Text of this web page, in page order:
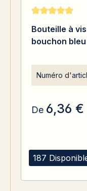
187
Note
Bouteille à
bouchon
Numéro
De 6,36 €